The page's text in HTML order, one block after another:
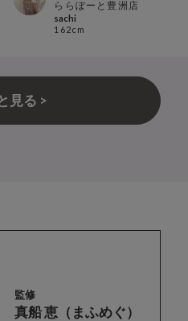
ららぽーと豊洲店
sachi
162cm
見る >
監修
真船 恵（まふめぐ）